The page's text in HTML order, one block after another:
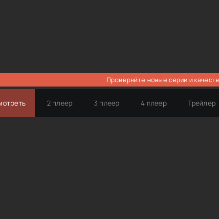
Проверяйте новые серии и
2 плеер 3 плеер 4 плеер Трейлер